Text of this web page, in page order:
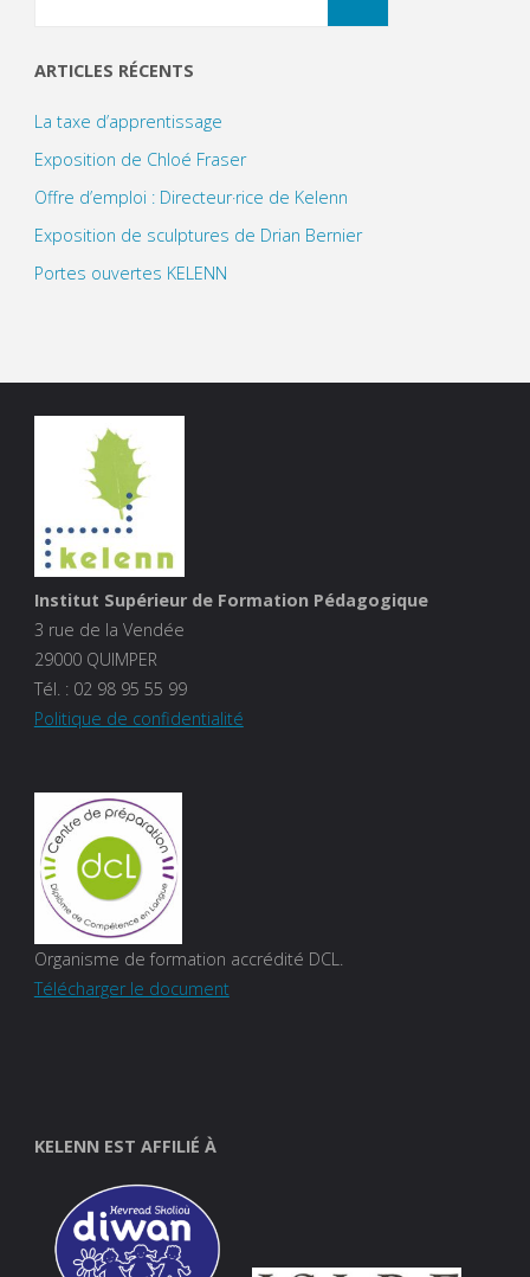
ARTICLES RÉCENTS
La taxe d’apprentissage
Exposition de Chloé Fraser
Offre d’emploi : Directeur·rice de Kelenn
Exposition de sculptures de Drian Bernier
Portes ouvertes KELENN
Institut Supérieur de Formation Pédagogique
3 rue de la Vendée
29000 QUIMPER
Tél. : 02 98 95 55 99
Politique de confidentialité
Organisme de formation accrédité DCL.
Télécharger le document
KELENN EST AFFILIÉ À